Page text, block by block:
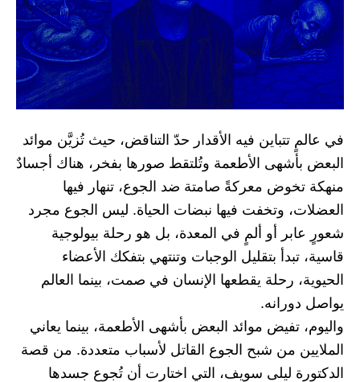
في عالمٍ تتباين فيه الأقدار حدّ التناقض، حيث تُزيَّن موائد
البعض بأشهى الأطعمة وتُلتقط صورها بفخر، هناك أجسادٌ
منهكة تخوض معركةً صامتة ضد الجوع، تنهار فيها
العضلات، وتخفت فيها نبضات الحياة. ليس الجوع مجرد
شعورٍ عابر أو ألمٍ في المعدة، بل هو رحلة بيولوجية
قاسية، تبدأ بتقليل الوجبات وتنتهي بتفكك الأعضاء
الحيوية، رحلة يقطعها الإنسان في صمت، بينما العالم
يواصل دورانه.
واليوم، تفيض موائد البعض بأشهى الأطعمة، بينما يعاني
الملايين من شبح الجوع القاتل لأسباب متعددة. من قصة
الدكتورة ليلى سويف، التي اختارت أن تُجوع جسدها